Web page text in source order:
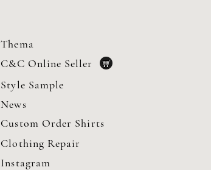
Thema
C&C Online Seller
Style Sample
News
Custom Order Shirts
Clothing Repair
Instagram